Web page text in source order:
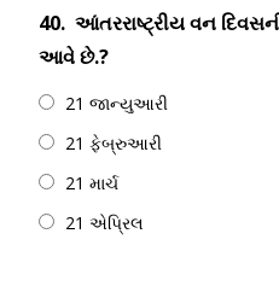
40. આંતરરાષ્ટ્રીય વન
આવે છે.?
21 જાન્યુઆરી
21 ફેબ્રુઆરી
21 માર્ચ
21 એપ્રિલ